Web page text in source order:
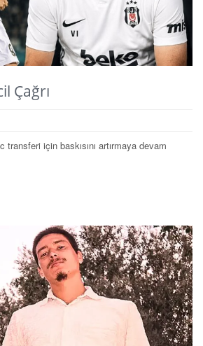
Çağrı
için baskısını artırmaya devam